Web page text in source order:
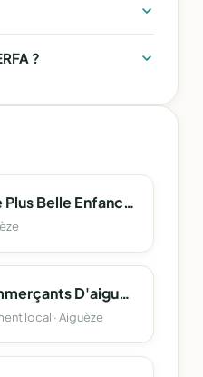
?
Association Pour Une Plus Belle Enfance Apbe
Association Des Commerçants D'aigueze
local · Aiguèze